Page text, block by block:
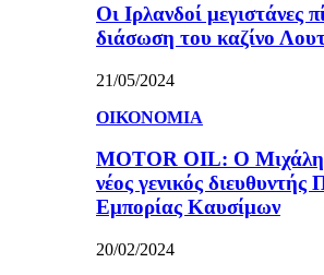
Οι Ιρλανδοί μεγιστάνες
διάσωση του καζίνο
21/05/2024
ΟΙΚΟΝΟΜΙΑ
MOTOR OIL: Ο
νέος γενικός
Εμπορίας Καυσίμων
20/02/2024